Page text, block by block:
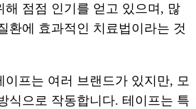
해 점점 인기를 얻고 있으며, 많
환에 효과적인 치료법이라는 것
이프는 여러 브랜드가 있지만, 모
식으로 작동합니다. 테이프는 특